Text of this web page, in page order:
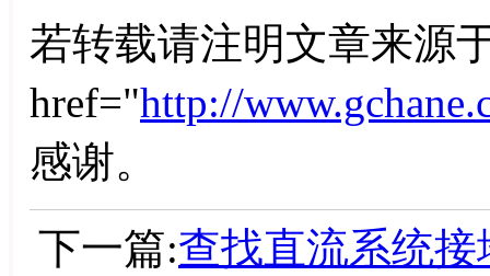
若转载请注明文章来源
href="http://
感谢。
下一篇:查找直流系统